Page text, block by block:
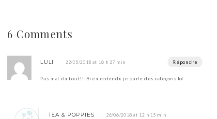
6 Comments
LULI 22/05/2018 at 18 h 27 min Répondre
Pas mal du tout!!! Bien entendu je parle des caleçons lol
TEA & POPPIES 26/06/2018 at 12 h 15 min